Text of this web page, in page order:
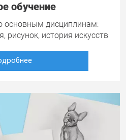
обучение
основным дисциплинам:
рисунок, история искусств